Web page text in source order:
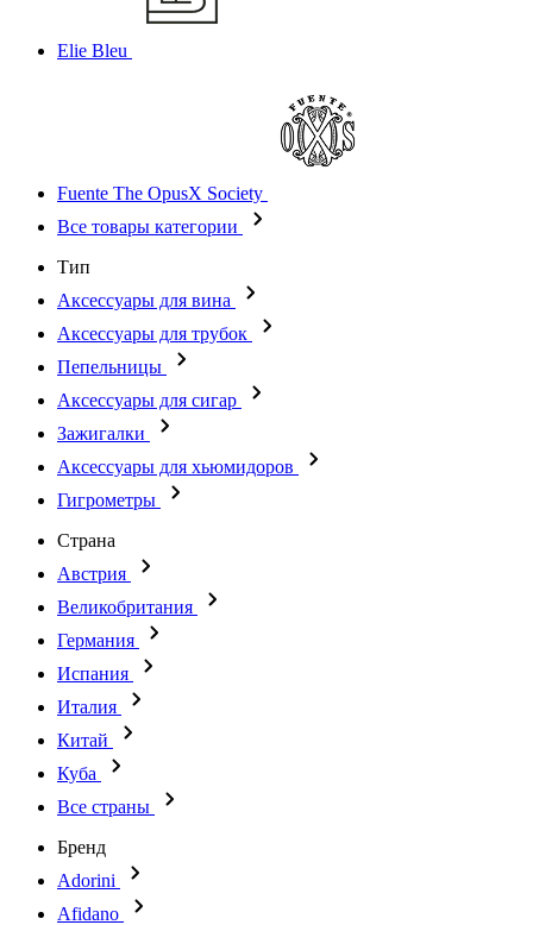
Elie Bleu
Fuente The OpusX Society
Все товары категории
Тип
Аксессуары для вина
Аксессуары для трубок
Пепельницы
Аксессуары для сигар
Зажигалки
Аксессуары для хьюмидоров
Гигрометры
Страна
Австрия
Великобритания
Германия
Испания
Италия
Китай
Куба
Все страны
Бренд
Adorini
Afidano